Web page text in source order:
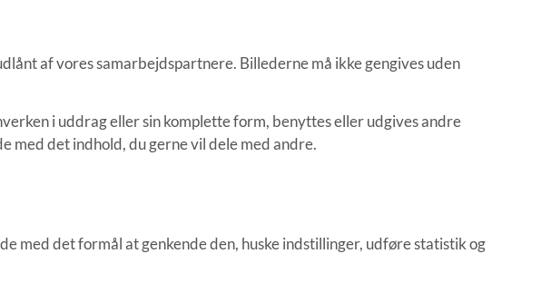
af vores samarbejdspartnere. Billederne må ikke gengives uden
i uddrag eller sin komplette form, benyttes eller udgives andre
med det indhold, du gerne vil dele med andre.
med det formål at genkende den, huske indstillinger, udføre statistik og